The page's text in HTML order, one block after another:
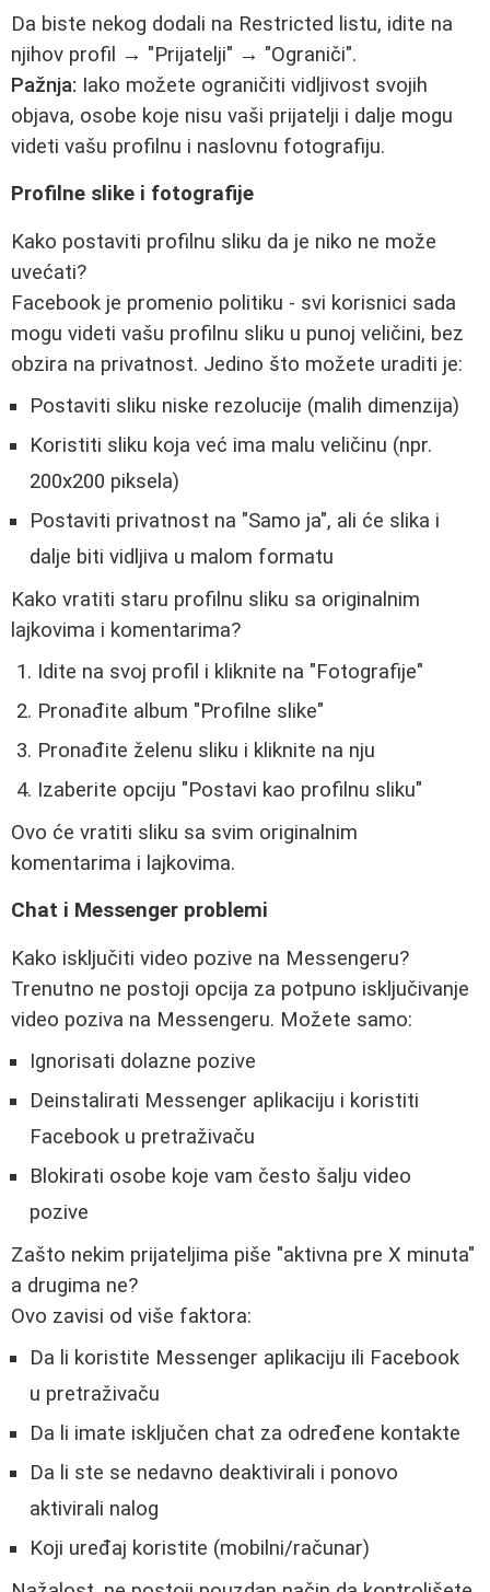
Da biste nekog dodali na Restricted listu, idite na
njihov profil → "Prijatelji" → "Ograniči".
Pažnja: Iako možete ograničiti vidljivost svojih
objava, osobe koje nisu vaši prijatelji i dalje mogu
videti vašu profilnu i naslovnu fotografiju.
Profilne slike i fotografije
Kako postaviti profilnu sliku da je niko ne može
uvećati?
Facebook je promenio politiku - svi korisnici sada
mogu videti vašu profilnu sliku u punoj veličini, bez
obzira na privatnost. Jedino što možete uraditi je:
Postaviti sliku niske rezolucije (malih dimenzija)
Koristiti sliku koja već ima malu veličinu (npr.
200x200 piksela)
Postaviti privatnost na "Samo ja", ali će slika i
dalje biti vidljiva u malom formatu
Kako vratiti staru profilnu sliku sa originalnim
lajkovima i komentarima?
Idite na svoj profil i kliknite na "Fotografije"
Pronađite album "Profilne slike"
Pronađite želenu sliku i kliknite na nju
Izaberite opciju "Postavi kao profilnu sliku"
Ovo će vratiti sliku sa svim originalnim
komentarima i lajkovima.
Chat i Messenger problemi
Kako isključiti video pozive na Messengeru?
Trenutno ne postoji opcija za potpuno isključivanje
video poziva na Messengeru. Možete samo:
Ignorisati dolazne pozive
Deinstalirati Messenger aplikaciju i koristiti
Facebook u pretraživaču
Blokirati osobe koje vam često šalju video
pozive
Zašto nekim prijateljima piše "aktivna pre X minuta"
a drugima ne?
Ovo zavisi od više faktora:
Da li koristite Messenger aplikaciju ili Facebook
u pretraživaču
Da li imate isključen chat za određene kontakte
Da li ste se nedavno deaktivirali i ponovo
aktivirali nalog
Koji uređaj koristite (mobilni/računar)